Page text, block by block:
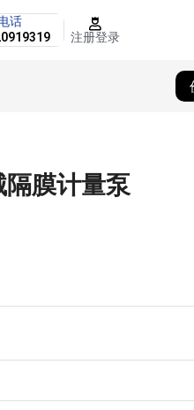
话
注册登录
隔膜计量泵